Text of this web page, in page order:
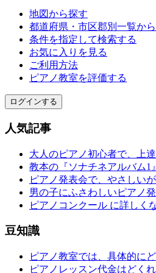
地図から探す
都道府県・市区郡別一覧か
条件を指定して検索する
お気に入りを見る
ご利用方法
ピアノ教室を評価する
ログインする
人気記事
大人のピアノ初心者で、上
教本の『ソナチネアルバム1
ピアノ発表会で、やさしい
男の子にふさわしいピアノ
ピアノコンクール に詳しく
豆知識
ピアノ教室では、具体的に
ピアノレッスン代金はどく